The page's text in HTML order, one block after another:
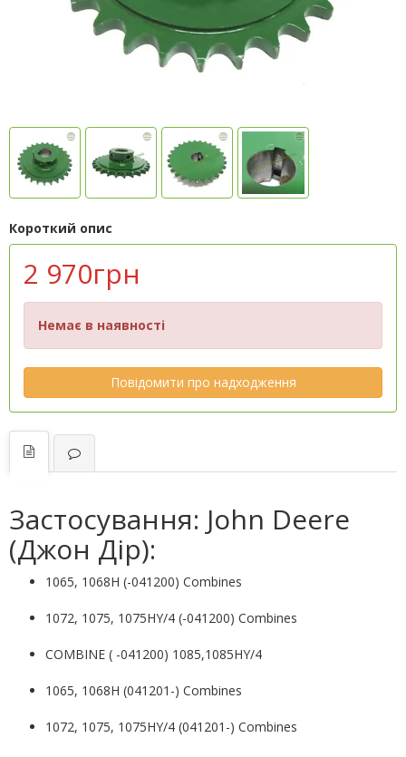
Короткий опис
2 970грн
Немає в наявності
Повідомити про надходження
Застосування: John Deere
(Джон Дір):
1065, 1068H (-041200) Combines
1072, 1075, 1075HY/4 (-041200) Combines
COMBINE ( -041200) 1085,1085HY/4
1065, 1068H (041201-) Combines
1072, 1075, 1075HY/4 (041201-) Combines